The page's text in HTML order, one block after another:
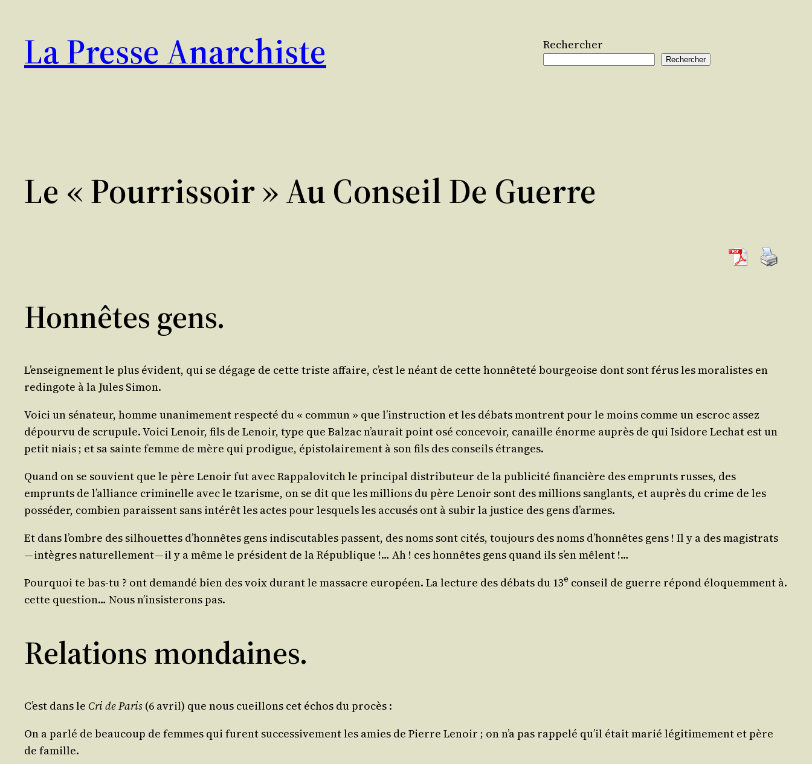
contenu
La Presse Anarchiste Rechercher
Rechercher
Le « Pourrissoir » Au Conseil De Guerre
Honnêtes gens.
L’en­sei­gne­ment le plus évident, qui se dégage de cette triste affaire, c’est le néant de cette hon­nê­te­té bour­geoise dont sont férus les mora­listes en
redin­gote à la Jules Simon.
Voi­ci un séna­teur, homme una­ni­me­ment res­pec­té du « com­mun » que l’ins­truc­tion et les débats montrent pour le moins comme un escroc assez
dépour­vu de scru­pule. Voi­ci Lenoir, fils de Lenoir, type que Bal­zac n’au­rait point osé conce­voir, canaille énorme auprès de qui Isi­dore Lechat est un
petit niais ; et sa sainte femme de mère qui pro­digue, épis­to­lai­re­ment à son fils des conseils étranges.
Quand on se sou­vient que le père Lenoir fut avec Rap­pa­lo­vitch le prin­ci­pal dis­tri­bu­teur de la publi­ci­té finan­cière des emprunts russes, des
emprunts de l’al­liance cri­mi­nelle avec le tza­risme, on se dit que les mil­lions du père Lenoir sont des mil­lions san­glants, et auprès du crime de les
pos­sé­der, com­bien paraissent sans inté­rêt les actes pour les­quels les accu­sés ont à subir la jus­tice des gens d’armes.
Et dans l’ombre des sil­houettes d’hon­nêtes gens indis­cu­tables passent, des noms sont cités, tou­jours des noms d’hon­nêtes gens ! Il y a des magis­trats
— intègres natu­rel­le­ment — il y a même le pré­sident de la Répu­blique !… Ah ! ces hon­nêtes gens quand ils s’en mêlent !…
Pour­quoi te bas-tu ? ont deman­dé bien des voix durant le mas­sacre euro­péen. La lec­ture des débats du 13e conseil de guerre répond élo­quem­ment à.
cette ques­tion… Nous n’in­sis­te­rons pas.
Relations mondaines.
C’est dans le Cri de Paris (6 avril) que nous cueillons cet échos du procès :
On a par­lé de beau­coup de femmes qui furent suc­ces­si­ve­ment les amies de Pierre Lenoir ; on n’a pas rap­pe­lé qu’il était marié légi­ti­me­ment et père
de famille.